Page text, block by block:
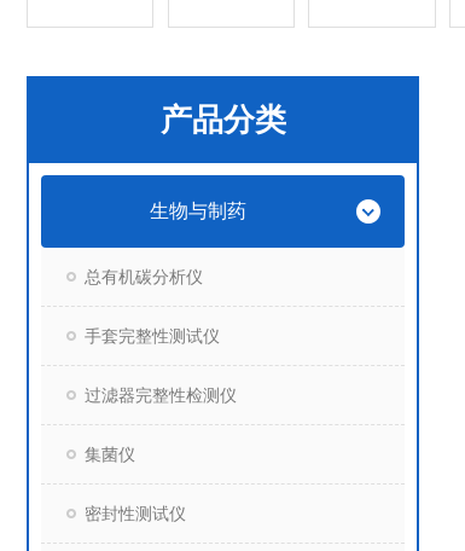
产品分类
生物与制药
总有机碳分析仪
手套完整性测试仪
过滤器完整性检测仪
集菌仪
密封性测试仪